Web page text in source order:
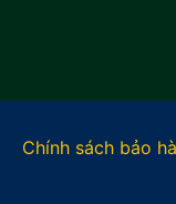
Chính sách bảo